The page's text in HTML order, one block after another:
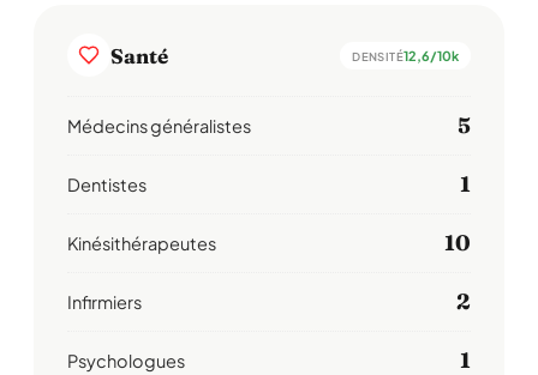
Santé DENSITÉ12,6/10k
Médecins généralistes 5
Dentistes 1
Kinésithérapeutes 10
Infirmiers 2
Psychologues 1